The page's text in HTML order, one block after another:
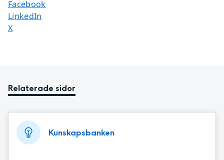
Dela sidan på
Facebook
Dela sidan på
LinkedIn
Dela sidan på
X
Relaterade sidor
Kunskapsbanken